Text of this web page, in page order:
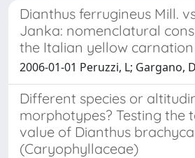
Dianthus ferrugineus Mill.
Janka: nomenclatural
the Italian yellow carnation
2006-01-01 Peruzzi, L; Gargano,
Different species or
morphotypes? Testing the
value of Dianthus
(Caryophyllaceae)